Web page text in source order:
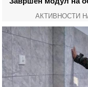
АКТИВНОСТИ